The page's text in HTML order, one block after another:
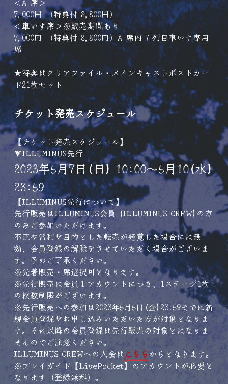
7,000円 （特典付 8,800円）
＜車いす席＞※販売期間あり
7,000円 （特典付 8,800円）A 席内 7 列目車いす専用
席
★特典はクリアファイル・メインキャストポストカー
ド21枚セット
チケット発売スケジュール
【チケット発売スケジュール】
▼ILLUMINUS先行
2023年5月7日(日) 10:00～5月10(水)
23:59
【ILLUMINUS先行について】
先行販売はILLUMINUS会員 (ILLUMINUS CREW)の方
のみご参加いただけます。
不正や営利を目的とした転売が発覚した場合には無
効、会員登録の解除をさせていただく場合がございま
す。予めご了承ください。
※先着販売・席選択可となります。
※先行販売は会員１アカウントにつき、1ステージ1枚
の枚数制限がございます。
※先行販売への参加は2023年5月5日(金)23:59までに新
規会員登録をお申し込みいただいた方が対象となりま
す。それ以降の会員登録は先行販売の対象とはなりま
せんのでご注意ください。
ILLUMINUS CREWへの入会は こちら からとなります。
※プレイガイド【LivePocket】のアカウントが必要と
なります（登録無料）。